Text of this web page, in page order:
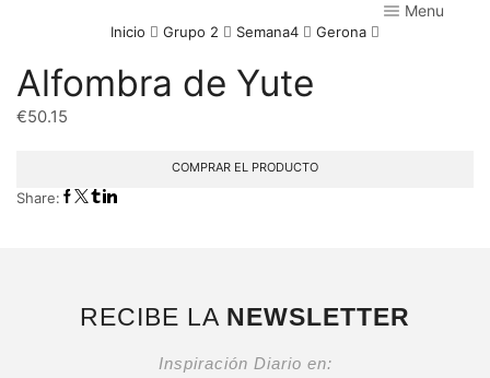
Menu
Inicio Grupo 2 Semana4 Gerona
Alfombra de Yute
€50.15
COMPRAR EL PRODUCTO
Share:
RECIBE LA NEWSLETTER
Inspiración Diario en: